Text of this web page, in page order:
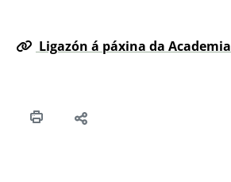
Ligazón á páxina da Academia